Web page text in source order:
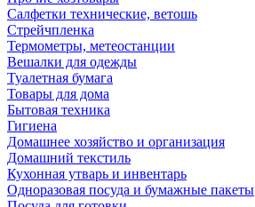
Салфетки технические, ветошь
Стрейчпленка
Термометры, метеостанции
Вешалки для одежды
Туалетная бумага
Товары для дома
Бытовая техника
Гигиена
Домашнее хозяйство и организация
Домашний текстиль
Кухонная утварь и инвентарь
Одноразовая посуда и бумажные пакеты